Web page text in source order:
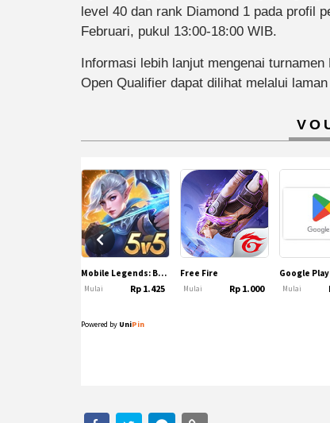
level 40 dan rank Diamond 1 pada profil
Februari, pukul 13:00-18:00 WIB.
Informasi lebih lanjut mengenai
Open Qualifier dapat dilihat melalui